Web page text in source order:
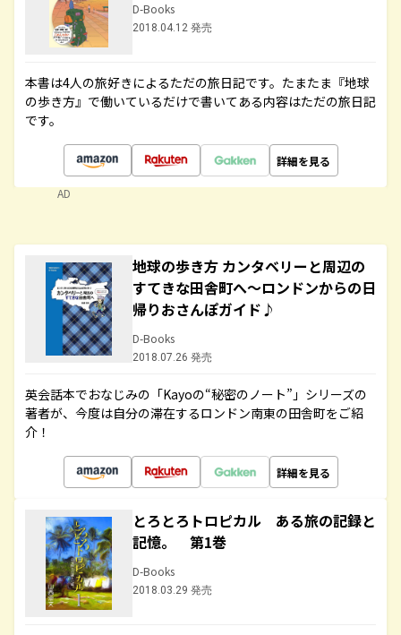
D-Books
2018.04.12 発売
本書は4人の旅好きによるただの旅日記です。たまたま『地球
の歩き方』で働いているだけで書いてある内容はただの旅日記
です。
詳細を見る
AD
地球の歩き方 カンタベリーと周辺の
すてきな田舎町へ～ロンドンからの日
帰りおさんぽガイド♪
D-Books
2018.07.26 発売
英会話本でおなじみの「Kayoの“秘密のノート”」シリーズの
著者が、今度は自分の滞在するロンドン南東の田舎町をご紹
介！
詳細を見る
とろとろトロピカル ある旅の記録と
記憶。 第1巻
D-Books
2018.03.29 発売